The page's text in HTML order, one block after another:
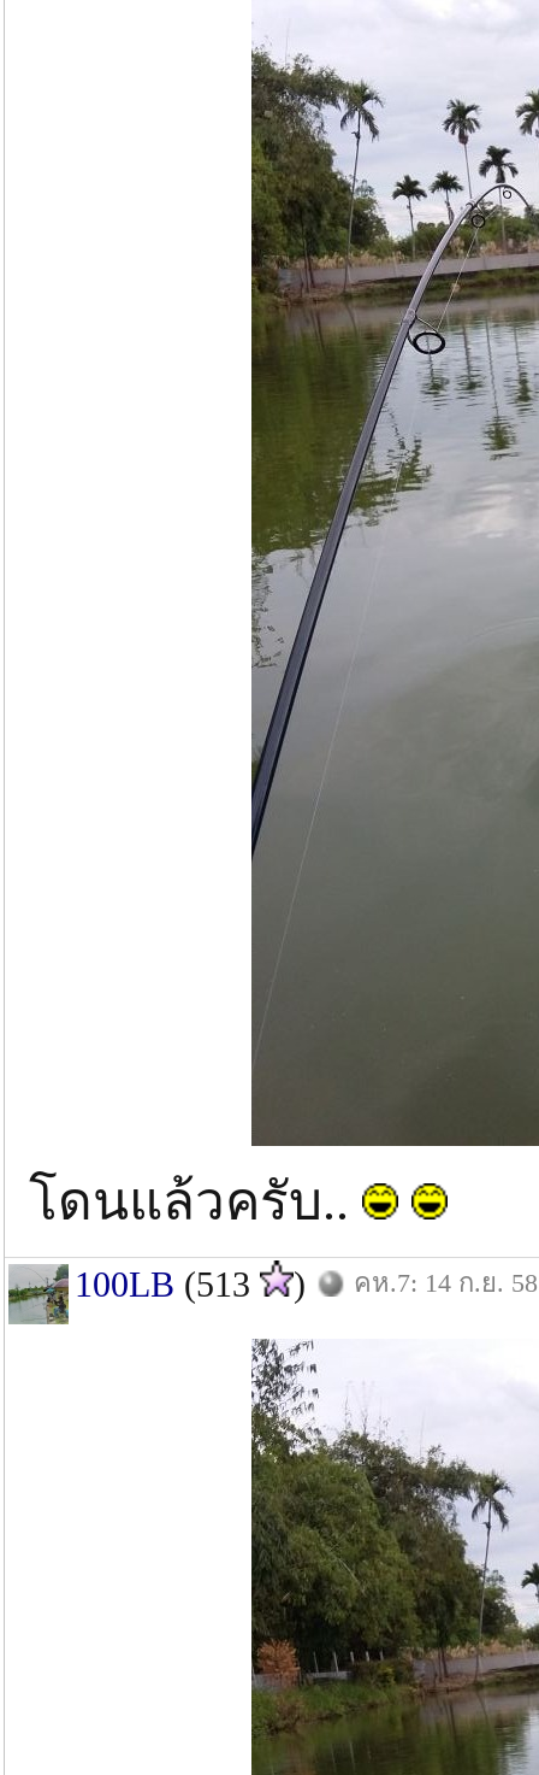
โดนแล้วครับ..
100LB (513 ) คห.7: 14 ก.ย. 58